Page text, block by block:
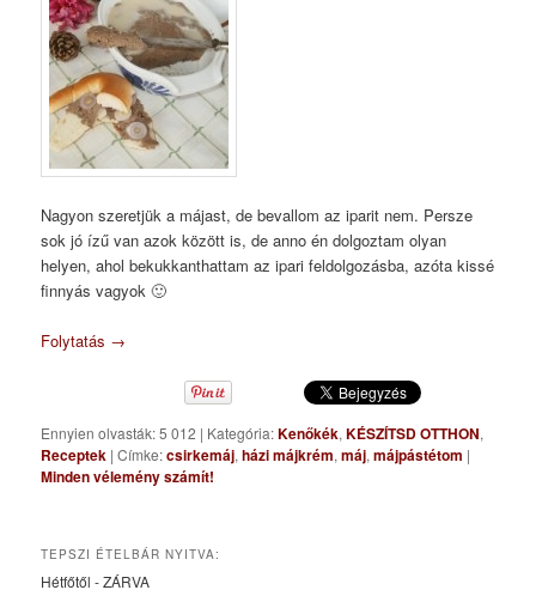
Nagyon szeretjük a májast, de bevallom az iparit nem. Persze
sok jó ízű van azok között is, de anno én dolgoztam olyan
helyen, ahol bekukkanthattam az ipari feldolgozásba, azóta kissé
finnyás vagyok 🙂
Folytatás →
Ennyien olvasták: 5 012 | Kategória:Kenőkék,KÉSZÍTSD OTTHON,
Receptek |Címke:csirkemáj,házi májkrém,máj,májpástétom |
Minden vélemény számít!
TEPSZI ÉTELBÁR NYITVA:
Hétfőtől - ZÁRVA